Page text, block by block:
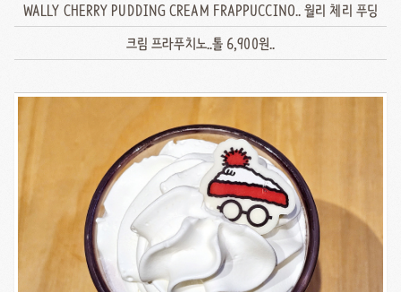
WALLY CHERRY PUDDING CREAM FRAPPUCCINO.. 월리 체리 푸딩
크림 프라푸치노..톨 6,900원..